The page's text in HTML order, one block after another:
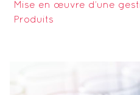
Mise en œuvre d’une
Produits